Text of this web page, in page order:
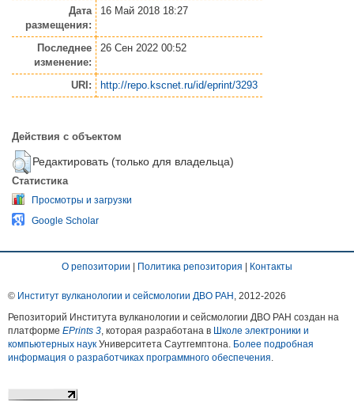
Дата
размещения:
16 Май 2018 18:27
Последнее
изменение:
26 Сен 2022 00:52
URI: http://repo.kscnet.ru/id/eprint/3293
Действия с объектом
Редактировать (только для владельца)
Статистика
Просмотры и загрузки
Google Scholar
О репозитории | Политика репозитория | Контакты
© Институт вулканологии и сейсмологии ДВО РАН , 2012-2026
Репозиторий Института вулканологии и сейсмологии ДВО РАН создан на
платформе EPrints 3 , которая разработана в Школе электроники и
компьютерных наук Университета Саутгемптона. Более подробная
информация о разработчиках программного обеспечения